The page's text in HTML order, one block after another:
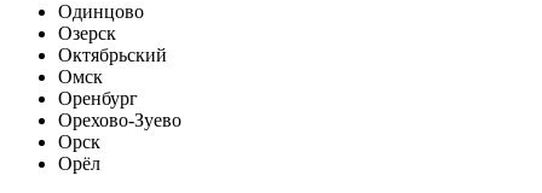
Одинцово
Озерск
Октябрьский
Омск
Оренбург
Орехово-Зуево
Орск
Орёл